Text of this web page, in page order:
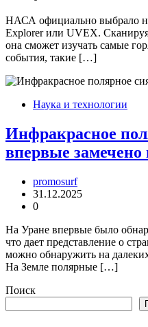
НАСА официально выбрало
Explorer или UVEX. Сканируя
она сможет изучать самые
события, такие […]
Наука и технологии
Инфракрасное
впервые замечено
promosurf
31.12.2025
0
На Уране впервые было
что дает представление о
можно обнаружить на
На Земле полярные […]
Поиск